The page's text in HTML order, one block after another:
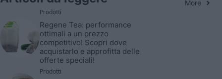
More
Prodotti
Regene Tea: performance
ottimali a un prezzo
competitivo! Scopri dove
acquistarlo e approfitta delle
offerte speciali!
Prodotti